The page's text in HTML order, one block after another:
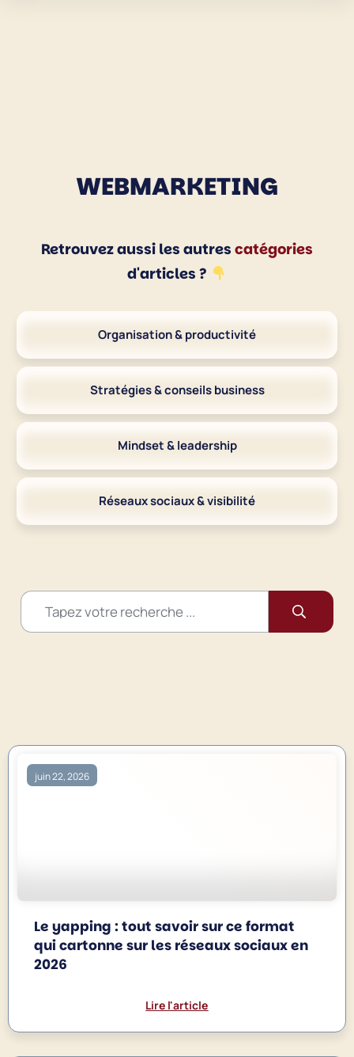
WEBMARKETING
Retrouvez aussi les autres catégories
d'articles ?
Organisation & productivité
Stratégies & conseils business
Mindset & leadership
Réseaux sociaux & visibilité
juin 22, 2026
Le yapping : tout savoir sur ce format
qui cartonne sur les réseaux sociaux en
2026
Lire l'article